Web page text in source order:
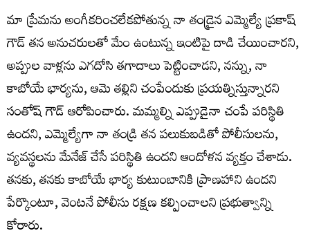
మా ప్రేమను అంగీకరించలేకపోతున్న నా తండ్రైన ఎమ్మెల్యే ప్రకాష్
గౌడ్ తన అనుచరులతో మేం ఉంటున్న ఇంటిపై దాడి చేయించారని,
అప్పుల వాళ్లను ఎగదోసి తగాదాలు పెట్టించాడని, నన్ను, నా
కాబోయే భార్యను, ఆమె తల్లిని చంపేందుకు ప్రయత్నిస్తున్నారని
సంతోష్ గౌడ్ ఆరోపించారు. మమ్మల్ని ఎప్పుడైనా చంపే పరిస్థితి
ఉందని, ఎమ్మెల్యేగా నా తండ్రి తన పలుకుబడితో పోలీసులను,
వ్యవస్థలను మేనేజ్ చేసే పరిస్థితి ఉందని ఆందోళన వ్యక్తం చేశాడు.
తనకు, తనకు కాబోయే భార్య కుటుంబానికి ప్రాణహాని ఉందని
పేర్కొంటూ, వెంటనే పోలీసు రక్షణ కల్పించాలని ప్రభుత్వాన్ని
కోరారు.